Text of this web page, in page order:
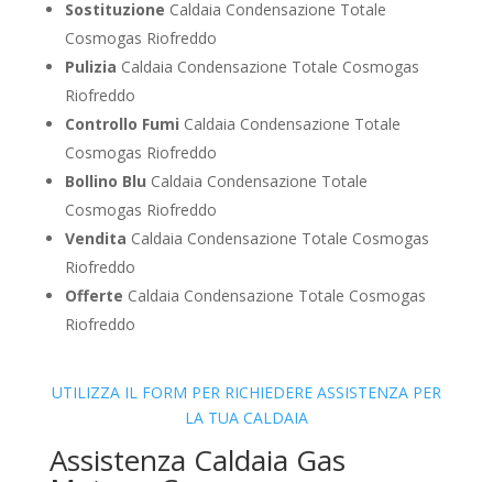
Sostituzione Caldaia Condensazione Totale
Cosmogas Riofreddo
Pulizia Caldaia Condensazione Totale Cosmogas
Riofreddo
Controllo Fumi Caldaia Condensazione Totale
Cosmogas Riofreddo
Bollino Blu Caldaia Condensazione Totale
Cosmogas Riofreddo
Vendita Caldaia Condensazione Totale Cosmogas
Riofreddo
Offerte Caldaia Condensazione Totale Cosmogas
Riofreddo
UTILIZZA IL FORM PER RICHIEDERE ASSISTENZA PER
LA TUA CALDAIA
Assistenza Caldaia Gas